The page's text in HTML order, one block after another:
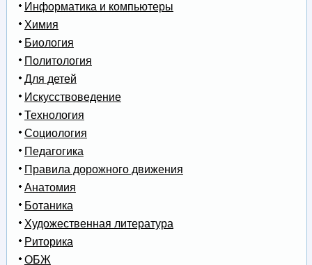
Информатика и компьютеры
Химия
Биология
Политология
Для детей
Искусствоведение
Технология
Социология
Педагогика
Правила дорожного движения
Анатомия
Ботаника
Художественная литература
Риторика
ОБЖ